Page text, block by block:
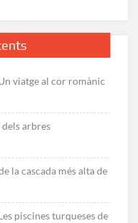
viatge al cor romànic
dels arbres
la cascada més alta de
piscines turqueses de